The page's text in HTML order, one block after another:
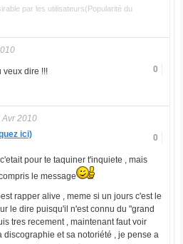
par les utilisateurs(Popularité du
0
veux dire !!!
Avr 2010
0
ici)
pour te taquiner t'inquiete , mais
le message
rapper alive , meme si un jours c'est le
le dire puisqu'il n'est connu du "grand
tres recement , maintenant faut voir
discographie et sa notoriété , je pense a